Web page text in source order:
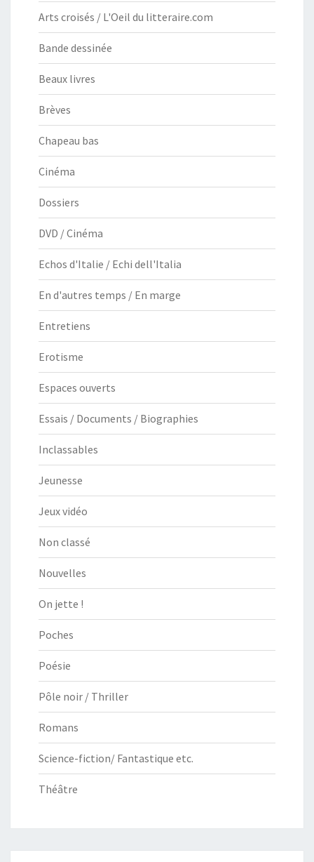
Arts croisés / L'Oeil du litteraire.com
Bande dessinée
Beaux livres
Brèves
Chapeau bas
Cinéma
Dossiers
DVD / Cinéma
Echos d'Italie / Echi dell'Italia
En d'autres temps / En marge
Entretiens
Erotisme
Espaces ouverts
Essais / Documents / Biographies
Inclassables
Jeunesse
Jeux vidéo
Non classé
Nouvelles
On jette !
Poches
Poésie
Pôle noir / Thriller
Romans
Science-fiction/ Fantastique etc.
Théâtre